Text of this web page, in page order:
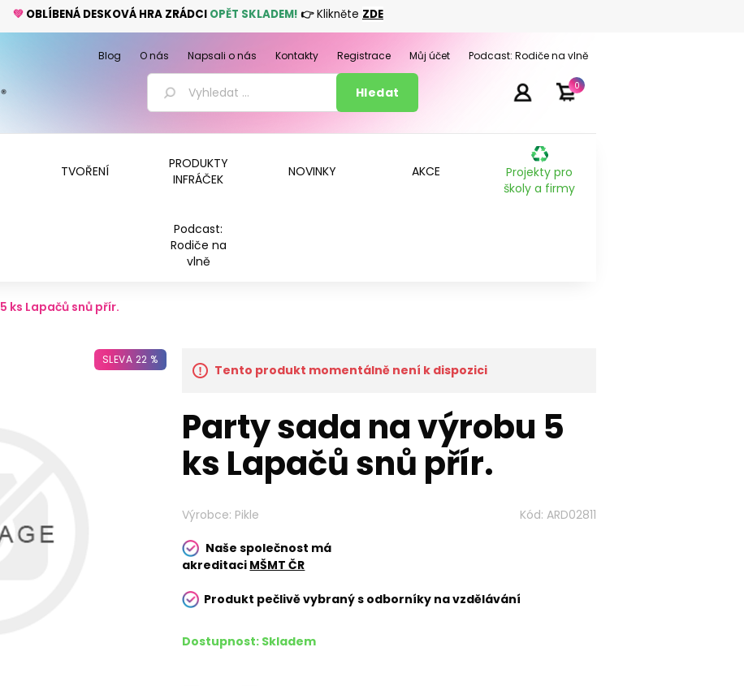
💚 OBLÍBENÁ DESKOVÁ HRA ZRÁDCI OPĚT SKLADEM! 👉Klikněte ZDE
0
TVOŘENÍ
PRODUKTY
INFRÁČEK
NOVINKY AKCE
Projekty pro
školy a firmy
Podcast:
Rodiče na
vlně
Blog O nás Napsali o nás Kontakty Registrace Můj účet Podcast: Rodiče na vlně
ks Lapačů snů přír.
SLEVA 22 %
Tento produkt momentálně není k dispozici
Party sada na výrobu 5
ks Lapačů snů přír.
Výrobce: Pikle Kód: ARD02811
Naše společnost má
akreditaci MŠMT ČR
Produkt pečlivě vybraný s odborníky na vzdělávání
Dostupnost: Skladem